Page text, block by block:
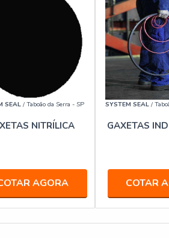
SEAL/ Taboão da Serra - SP
NITRÍLICA
AGORA
SYSTEM SEAL /
GAXETAS
COTAR